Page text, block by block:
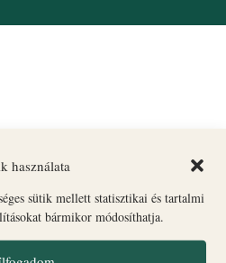
használata
sütik mellett statisztikai és tartalmi
bármikor módosíthatja.